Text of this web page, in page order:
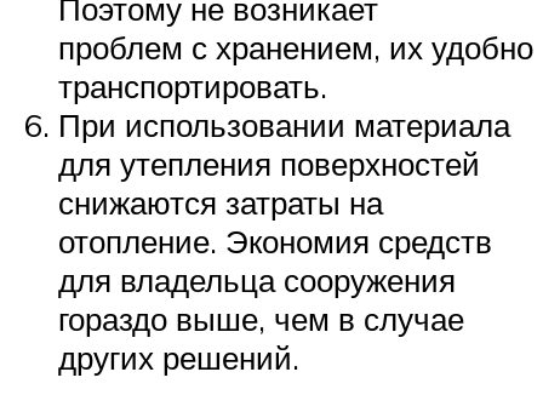
Поэтому не возникает
проблем с хранением, их удобно
транспортировать.
При использовании материала
для утепления поверхностей
снижаются затраты на
отопление. Экономия средств
для владельца сооружения
гораздо выше, чем в случае
других решений.